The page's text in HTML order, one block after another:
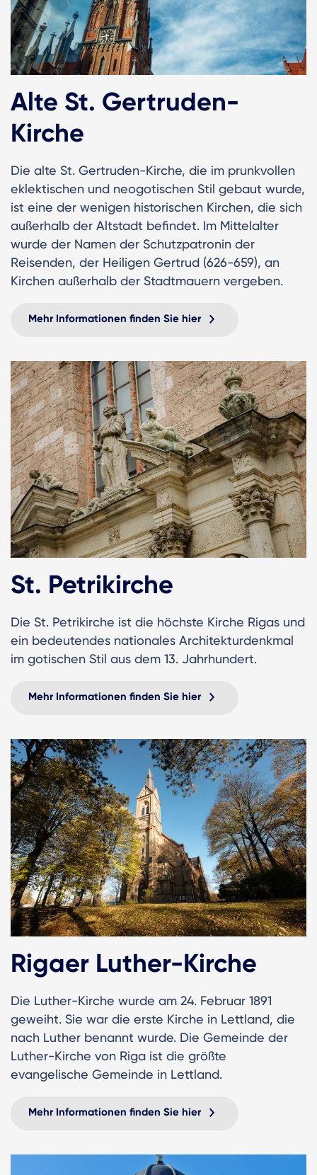
Alte St. Gertruden-
Kirche
Die alte St. Gertruden-Kirche, die im prunkvollen
eklektischen und neogotischen Stil gebaut wurde,
ist eine der wenigen historischen Kirchen, die sich
außerhalb der Altstadt befindet. Im Mittelalter
wurde der Namen der Schutzpatronin der
Reisenden, der Heiligen Gertrud (626-659), an
Kirchen außerhalb der Stadtmauern vergeben.
Mehr Informationen finden Sie hier
St. Petrikirche
Die St. Petrikirche ist die höchste Kirche Rigas und
ein bedeutendes nationales Architekturdenkmal
im gotischen Stil aus dem 13. Jahrhundert.
Mehr Informationen finden Sie hier
Rigaer Luther-Kirche
Die Luther-Kirche wurde am 24. Februar 1891
geweiht. Sie war die erste Kirche in Lettland, die
nach Luther benannt wurde. Die Gemeinde der
Luther-Kirche von Riga ist die größte
evangelische Gemeinde in Lettland.
Mehr Informationen finden Sie hier